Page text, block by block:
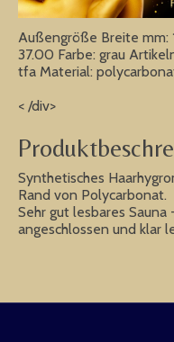
Außengröße Breite
37.00 Farbe: grau
tfa Material:
< /div>
Synthetisches
Rand von Polycarbonat.
Sehr gut lesbares Sauna
angeschlossen und klar